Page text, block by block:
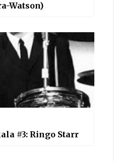
Watson)
#3: Ringo Starr